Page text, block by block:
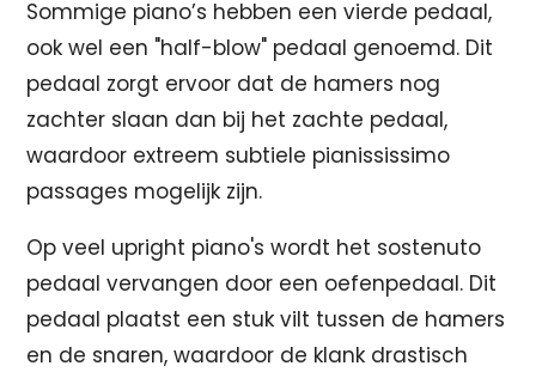
Sommige piano’s hebben een vierde pedaal,
ook wel een "half-blow" pedaal genoemd. Dit
pedaal zorgt ervoor dat de hamers nog
zachter slaan dan bij het zachte pedaal,
waardoor extreem subtiele pianississimo
passages mogelijk zijn.
Op veel upright piano's wordt het sostenuto
pedaal vervangen door een oefenpedaal. Dit
pedaal plaatst een stuk vilt tussen de hamers
en de snaren, waardoor de klank drastisch